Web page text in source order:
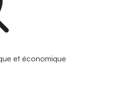
et économique